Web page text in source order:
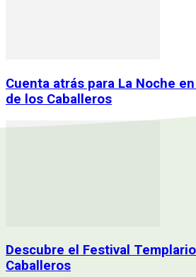
Cuenta atrás para La Noche
de los Caballeros
Descubre el Festival
Caballeros